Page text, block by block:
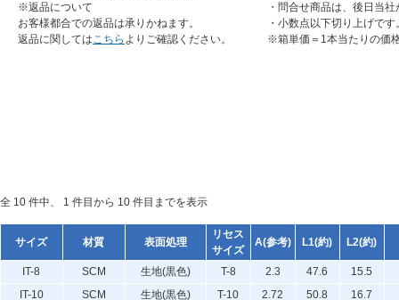
※返品について
お客様都合での返品は承りかねます。
返品に関してはこちら よりご確認ください。
・問合せ商品は、後日当
・小数点以下切り上げです
※箱単価＝1本当たりの価
全 10 件中、 1 件目から 10 件目までを表示
サイズ 材質 表面処理
リセス
サイズ
A(参考) L1(約) L2(約)
IT-8 SCM 生地(黒色) T-8 2.3 47.6
15.5
IT-10
SCM 生地(黒色) T-10 2.72 50.8 16.7